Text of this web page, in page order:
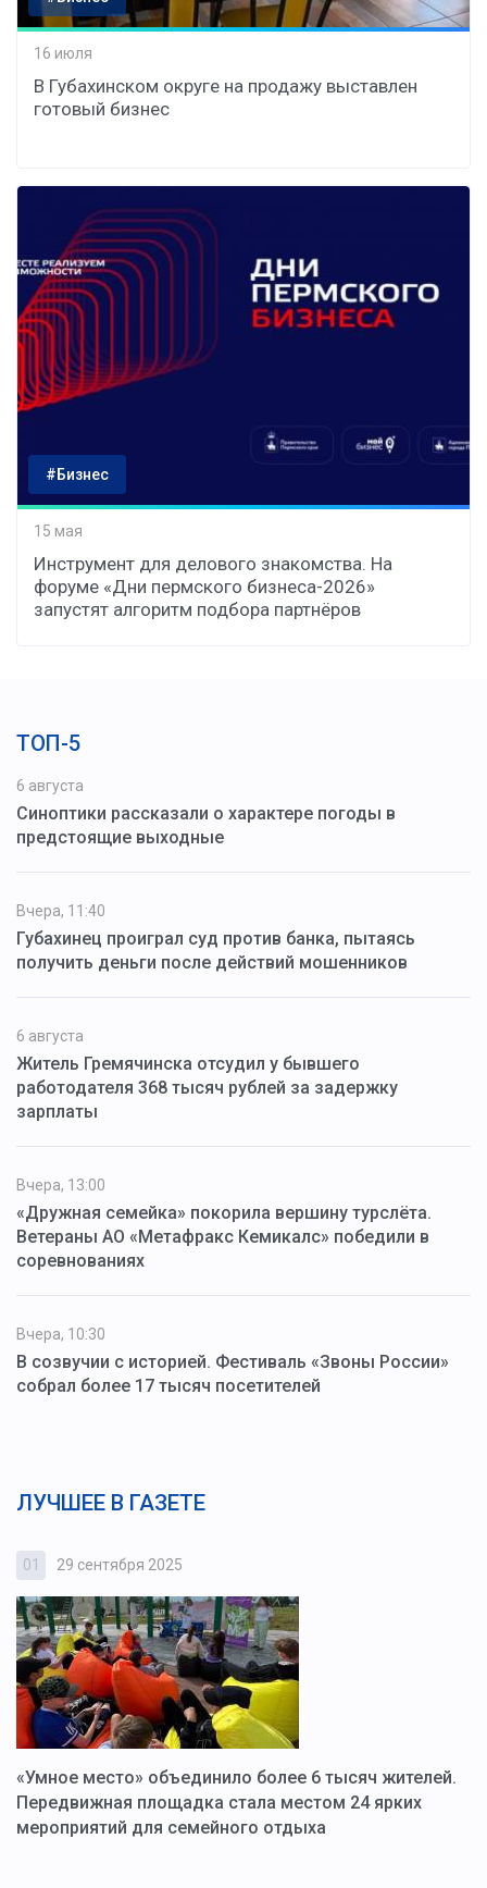
16 июля
В Губахинском округе на продажу выставлен
готовый бизнес
#Бизнес
15 мая
Инструмент для делового знакомства. На
форуме «Дни пермского бизнеса-2026»
запустят алгоритм подбора партнёров
ТОП-5
6 августа
Синоптики рассказали о характере погоды в
предстоящие выходные
Вчера, 11:40
Губахинец проиграл суд против банка, пытаясь
получить деньги после действий мошенников
6 августа
Житель Гремячинска отсудил у бывшего
работодателя 368 тысяч рублей за задержку
зарплаты
Вчера, 13:00
«Дружная семейка» покорила вершину турслёта.
Ветераны АО «Метафракс Кемикалс» победили в
соревнованиях
Вчера, 10:30
В созвучии с историей. Фестиваль «Звоны России»
собрал более 17 тысяч посетителей
ЛУЧШЕЕ В ГАЗЕТЕ
01 29 сентября 2025
«Умное место» объединило более 6 тысяч жителей.
Передвижная площадка стала местом 24 ярких
мероприятий для семейного отдыха